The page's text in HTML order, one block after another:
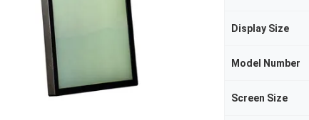
Display Size
Model Number
Screen Size